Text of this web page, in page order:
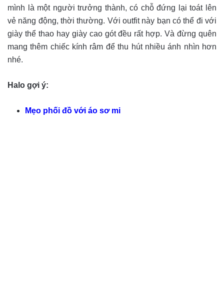
mình là một người trưởng thành, có chỗ đứng lại toát lên
vẻ năng động, thời thường. Với outfit này bạn có thể đi với
giày thể thao hay giày cao gót đều rất hợp. Và đừng quên
mang thêm chiếc kính râm để thu hút nhiều ánh nhìn hơn
nhé.
Halo gợi ý:
Mẹo phối đồ với áo sơ mi